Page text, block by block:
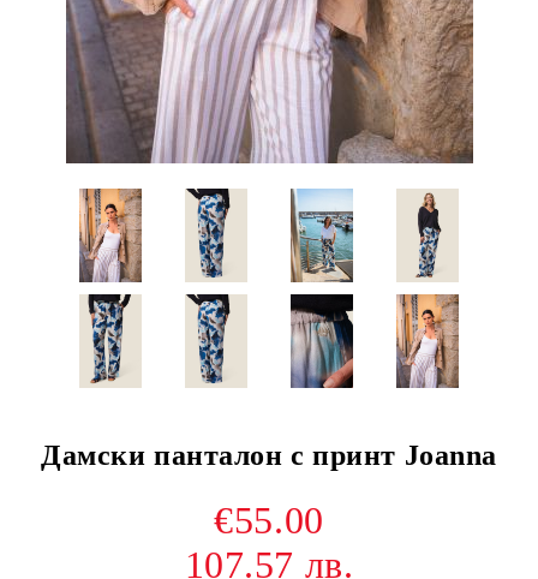
Дамски панталон с принт Joanna
€55.00
107.57 лв.